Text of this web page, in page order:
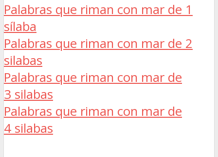
Palabras que riman con mar de 1
sílaba
Palabras que riman con mar de 2
silabas
Palabras que riman con mar de
3 silabas
Palabras que riman con mar de
4 silabas